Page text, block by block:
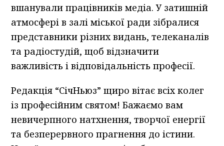
вшанували працівників медіа. У затишній
атмосфері в залі міської ради зібралися
представники різних видань, телеканалів
та радіостудій, щоб відзначити
важливість і відповідальність професії.
Редакція “СічНьюз” щиро вітає всіх колег
із професійним святом! Бажаємо вам
невичерпного натхнення, творчої енергії
та безперервного прагнення до істини.